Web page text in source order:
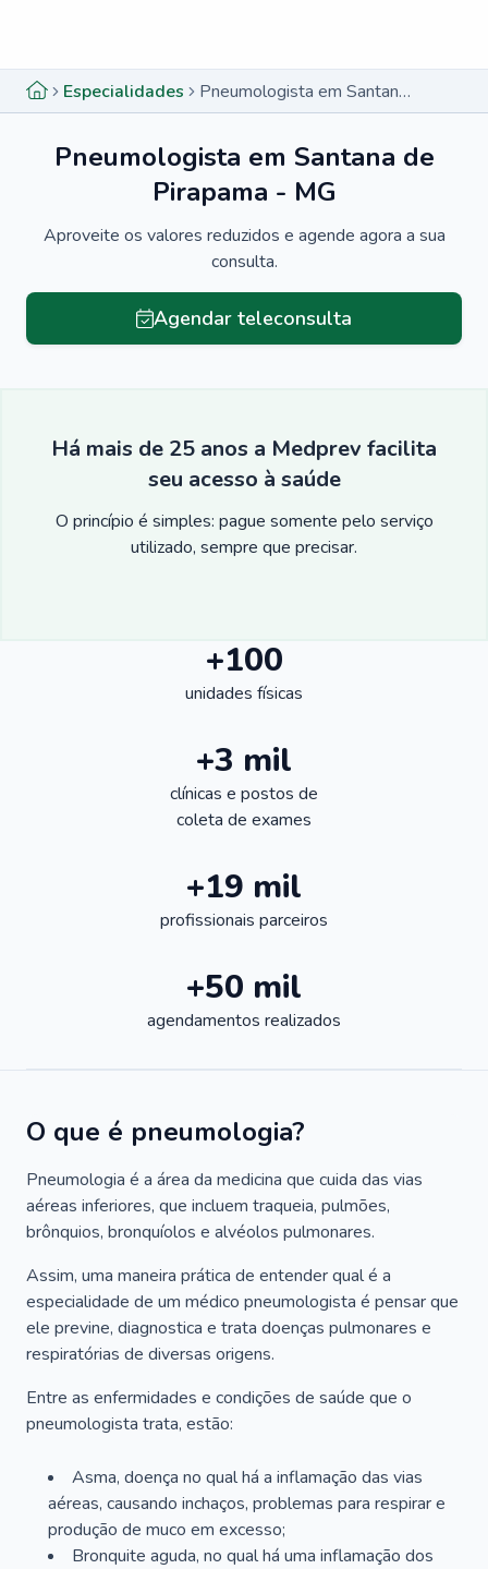
Especialidades Pneumologista em Santana de Pirapama - MG
Pneumologista em Santana de
Pirapama - MG
Aproveite os valores reduzidos e agende agora a sua
consulta.
Agendar teleconsulta
Há mais de 25 anos a Medprev facilita
seu acesso à saúde
O princípio é simples: pague somente pelo serviço
utilizado, sempre que precisar.
+100
unidades físicas
+3 mil
clínicas e postos de
coleta de exames
+19 mil
profissionais parceiros
+50 mil
agendamentos realizados
O que é pneumologia?
Pneumologia é a área da medicina que cuida das vias
aéreas inferiores, que incluem traqueia, pulmões,
brônquios, bronquíolos e alvéolos pulmonares.
Assim, uma maneira prática de entender qual é a
especialidade de um médico pneumologista é pensar que
ele previne, diagnostica e trata doenças pulmonares e
respiratórias de diversas origens.
Entre as enfermidades e condições de saúde que o
pneumologista trata, estão:
Asma, doença no qual há a inflamação das vias
aéreas, causando inchaços, problemas para respirar e
produção de muco em excesso;
Bronquite aguda, no qual há uma inflamação dos